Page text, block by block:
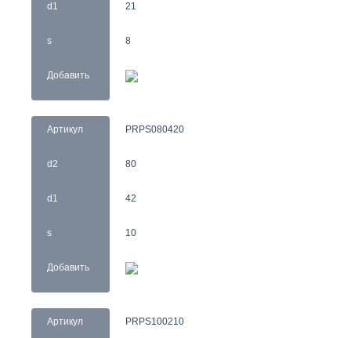
d1
s
Добавить
21
8
Артикул
d2
d1
s
Добавить
PRPS080420
80
42
10
Артикул PRPS100210